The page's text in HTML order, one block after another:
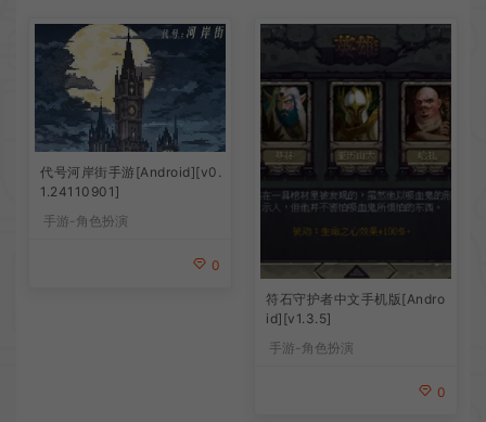
代号河岸街手游[Android][v0.
1.24110901]
手游-角色扮演
0
符石守护者中文手机版[Andro
id][v1.3.5]
手游-角色扮演
0